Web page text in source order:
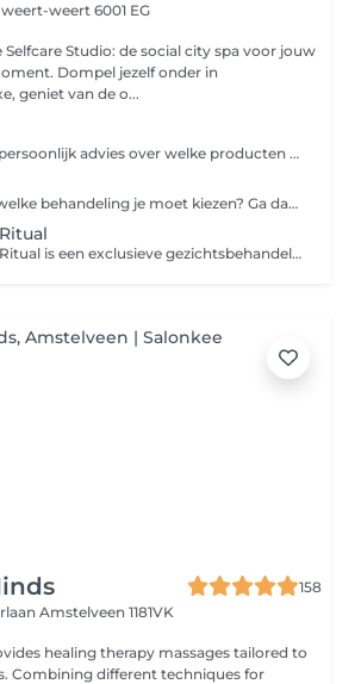
weert-weert 6001 EG
Selfcare Studio: de social city spa voor jouw
Dompel jezelf onder in
geniet van de o...
Ontvang gratis en persoonlijk advies over welke producten het beste passen bij jouw huidtype en huidbehoeften. Samen kijken we naar jouw huidige routine en stellen we een passend advies op.
Weet je niet goed welke behandeling je moet kiezen? Ga dan voor de surprise me. We kijken samen welke behandeling voor jou het meest geschikt is.
De Skin Longevity Ritual is een exclusieve gezichtsbehandeling die verder gaat dan traditionele anti-aging. Deze behandeling ondersteunt de huid op celniveau en focust op gezond, sterk en mooi ouder worden. Door een combinatie van geavanceerde actieve ingrediënten, professionele massagetechnieken en het innovatieve Efficacy Booster device wordt de huid intensief gestimuleerd om zich te vernieuwen, herstellen en versterken. De behandeling verbetert de stevigheid, verfijnt de gezichtscontouren en geeft de huid een frisse, jeugdige uitstraling. De zorgvuldig geselecteerde werkstoffen waaronder NAD+ Activator, bio-gefermenteerde peptiden en botanische extracten, werken doelgericht op de diepere huidlagen om oxidatieve stress te verminderen, celvernieuwing te activeren en huidveroudering bij de kern aan te pakken.
158
Amstelveen 1181VK
healing therapy massages tailored to
Combining different techniques for